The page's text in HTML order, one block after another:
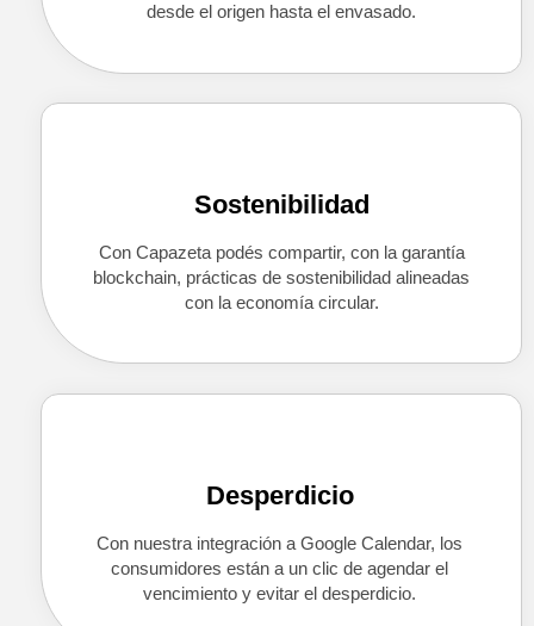
desde elorigen hasta el envasado.
Sostenibilidad
Con Capazeta podés compartir, con la garantía
blockchain, prácticas desostenibilidad alineadas
con la economía circular.
Desperdicio
Con nuestra integración a Google Calendar, los
consumidores están a un clic de agendar el
vencimiento y evitar el desperdicio.